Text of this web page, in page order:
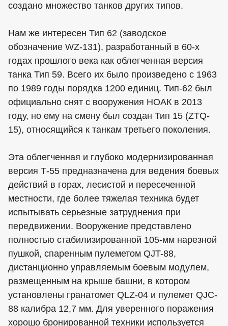
создано множество танков других типов.
Нам же интересен Тип 62 (заводское
обозначение WZ-131), разработанный в 60-х
годах прошлого века как облегченная версия
танка Тип 59. Всего их было произведено с 1963
по 1989 годы порядка 1200 единиц. Тип-62 был
официально снят с вооружения НОАК в 2013
году, но ему на смену был создан Тип 15 (ZTQ-
15), относящийся к танкам третьего поколения.
Эта облегченная и глубоко модернизированная
версия Т-55 предназначена для ведения боевых
действий в горах, лесистой и пересеченной
местности, где более тяжелая техника будет
испытывать серьезные затруднения при
передвижении. Вооружение представлено
полностью стабилизированной 105-мм нарезной
пушкой, спаренным пулеметом QJT-88,
дистанционно управляемым боевым модулем,
размещенным на крыше башни, в котором
установлены гранатомет QLZ-04 и пулемет QJC-
88 калибра 12,7 мм. Для уверенного поражения
хорошо бронированной техники используется